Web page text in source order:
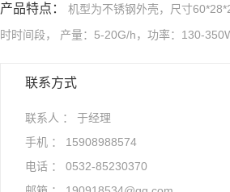
产品特点： 机型为不锈钢外壳，尺寸
时时间段， 产量：5-20G/h，功率：130-
联系方式
联系人 ： 于经理
手机 ： 15908988574
电话 ： 0532-85230370